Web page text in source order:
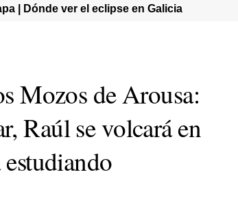
| Dónde ver el eclipse en Galicia
Mozos de Arousa:
Raúl se volcará en